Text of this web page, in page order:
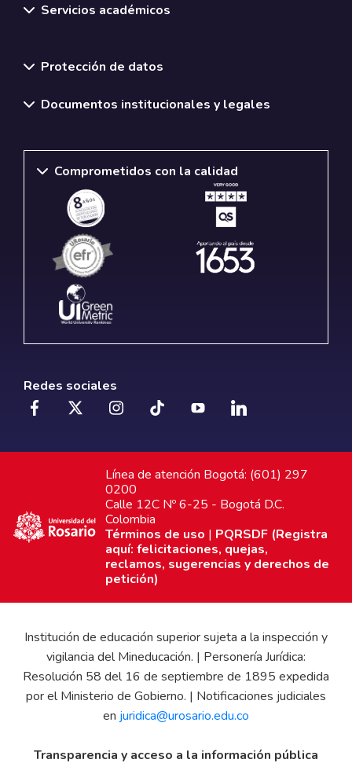
Servicios académicos
Protección de datos
Documentos institucionales y legales
Comprometidos con la calidad
Redes sociales
Línea de atención Bogotá: (601) 297
0200
Calle 12C Nº 6-25 - Bogotá D.C.
Colombia
Términos de uso | PQRSDF (Registra
aquí: felicitaciones, quejas,
reclamos, sugerencias y derechos de
petición)
Institución de educación superior sujeta a la inspección y
vigilancia del Mineducación. | Personería Jurídica:
Resolución 58 del 16 de septiembre de 1895 expedida
por el Ministerio de Gobierno. | Notificaciones judiciales
en juridica@urosario.edu.co
Transparencia y acceso a la información pública